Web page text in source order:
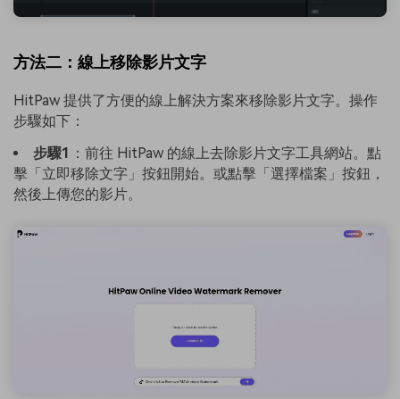
方法二：線上移除影片文字
HitPaw 提供了方便的線上解決方案來移除影片文字。操作
步驟如下：
步驟1 ：前往 HitPaw 的線上去除影片文字工具網站。點
擊「立即移除文字」按鈕開始。或點擊「選擇檔案」按鈕，
然後上傳您的影片。